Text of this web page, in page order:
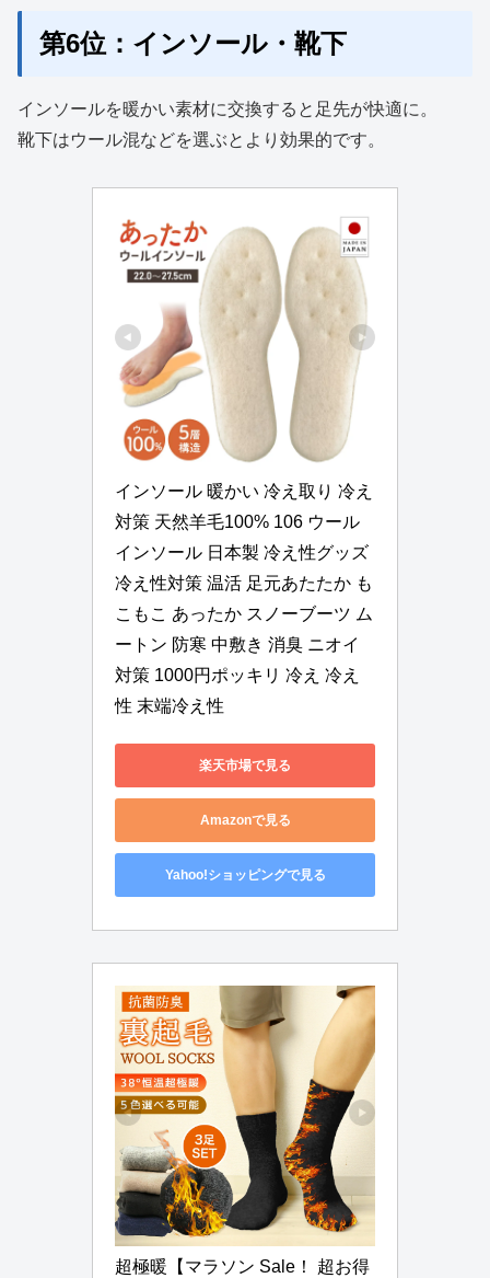
第6位：インソール・靴下
インソールを暖かい素材に交換すると足先が快適に。
靴下はウール混などを選ぶとより効果的です。
インソール 暖かい 冷え取り 冷え
対策 天然羊毛100% 106 ウール
インソール 日本製 冷え性グッズ
冷え性対策 温活 足元あたたか も
こもこ あったか スノーブーツ ム
ートン 防寒 中敷き 消臭 ニオイ
対策 1000円ポッキリ 冷え 冷え
性 末端冷え性
楽天市場で見る
Amazonで見る
Yahoo!ショッピングで見る
超極暖【マラソン Sale！ 超お得